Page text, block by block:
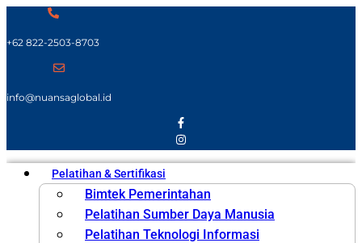
+62 822-2503-8703
info@nuansaglobal.id
Pelatihan & Sertifikasi
Bimtek Pemerintahan
Pelatihan Sumber Daya Manusia
Pelatihan Teknologi Informasi